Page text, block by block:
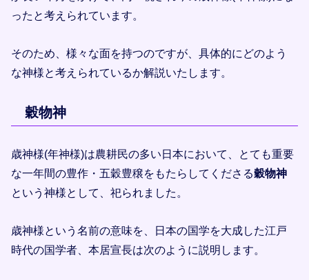
ったと考えられています。
そのため、様々な面を持つのですが、具体的にどのよう
な神様と考えられているか解説いたします。
穀物神
歳神様(年神様)は農耕民の多い日本において、とても重要
な一年間の豊作・五穀豊穣をもたらしてくださる穀物神
という神様として、祀られました。
歳神様という名前の意味を、日本の国学を大成した江戸
時代の国学者、本居宣長は次のように説明します。